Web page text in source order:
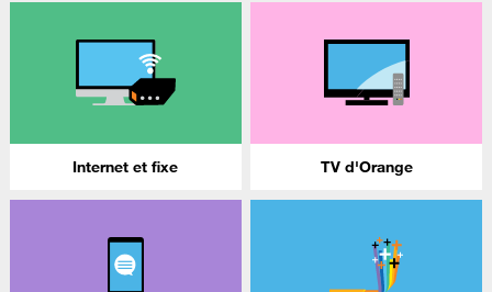
Internet et fixe TV d'Orange